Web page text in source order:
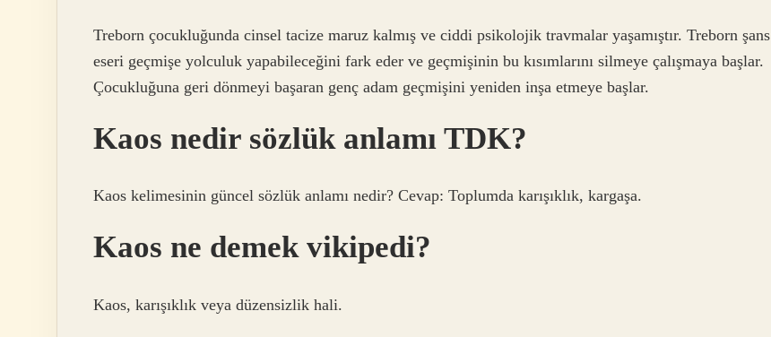
Treborn çocukluğunda cinsel tacize maruz kalmış ve ciddi psikolojik travmalar yaşamıştır. Treborn şans
eseri geçmişe yolculuk yapabileceğini fark eder ve geçmişinin bu kısımlarını silmeye çalışmaya başlar.
Çocukluğuna geri dönmeyi başaran genç adam geçmişini yeniden inşa etmeye başlar.
Kaos nedir sözlük anlamı TDK?
Kaos kelimesinin güncel sözlük anlamı nedir? Cevap: Toplumda karışıklık, kargaşa.
Kaos ne demek vikipedi?
Kaos, karışıklık veya düzensizlik hali.